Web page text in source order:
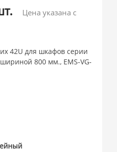
Цена указана с
42U для шкафов серии
800 мм., EMS-VG-